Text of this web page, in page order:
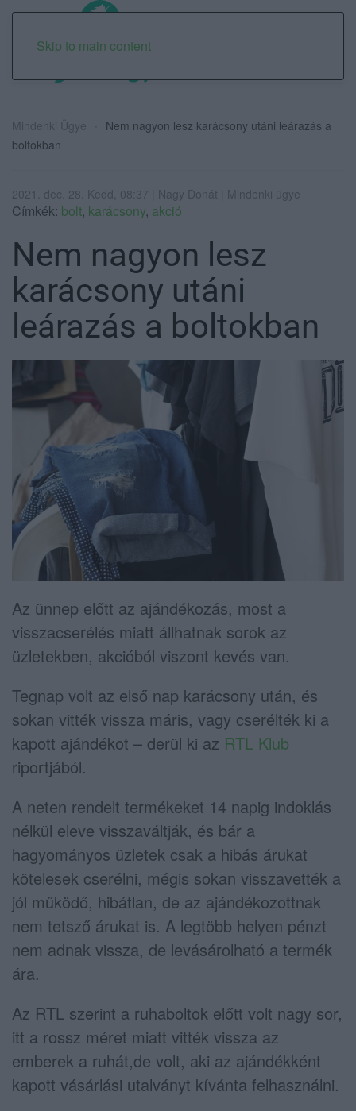
Skip to main content
Mindenki Ügye
Nem nagyon lesz karácsony utáni leárazás a
boltokban
2021. dec. 28. Kedd, 08:37 | Nagy Donát | Mindenki ügye
Címkék: bolt, karácsony, akció
Nem nagyon lesz
karácsony utáni
leárazás a boltokban
Az ünnep előtt az ajándékozás, most a
visszacserélés miatt állhatnak sorok az
üzletekben, akcióból viszont kevés van.
Tegnap volt az első nap karácsony után, és
sokan vitték vissza máris, vagy cserélték ki a
kapott ajándékot – derül ki az RTL Klub
riportjából.
A neten rendelt termékeket 14 napig indoklás
nélkül eleve visszaváltják, és bár a
hagyományos üzletek csak a hibás árukat
kötelesek cserélni, mégis sokan visszavették a
jól működő, hibátlan, de az ajándékozottnak
nem tetsző árukat is. A legtöbb helyen pénzt
nem adnak vissza, de levásárolható a termék
ára.
Az RTL szerint a ruhaboltok előtt volt nagy sor,
itt a rossz méret miatt vitték vissza az
emberek a ruhát,de volt, aki az ajándékként
kapott vásárlási utalványt kívánta felhasználni.